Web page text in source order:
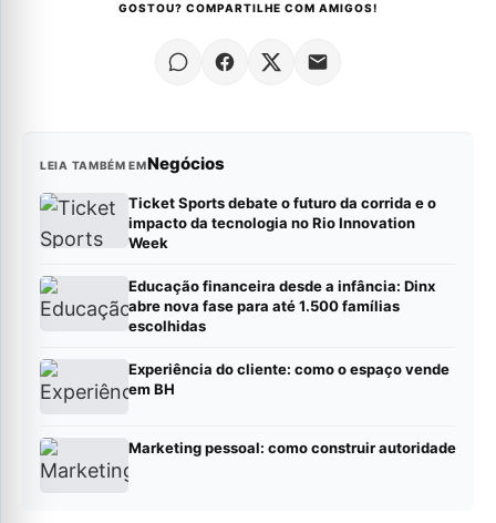
GOSTOU? COMPARTILHE COM AMIGOS!
LEIA TAMBÉM EMNegócios
Ticket Sports debate o futuro da corrida e o
impacto da tecnologia no Rio Innovation
Week
Educação financeira desde a infância: Dinx
abre nova fase para até 1.500 famílias
escolhidas
Experiência do cliente: como o espaço vende
em BH
Marketing pessoal: como construir autoridade